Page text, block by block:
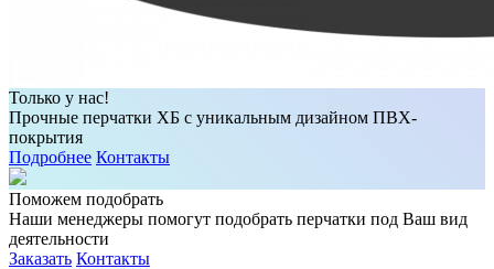
Только у нас!
Прочные перчатки ХБ с уникальным дизайном ПВХ-
покрытия
Подробнее Контакты
Поможем подобрать
Наши менеджеры помогут подобрать перчатки под Ваш вид
деятельности
Заказать Контакты